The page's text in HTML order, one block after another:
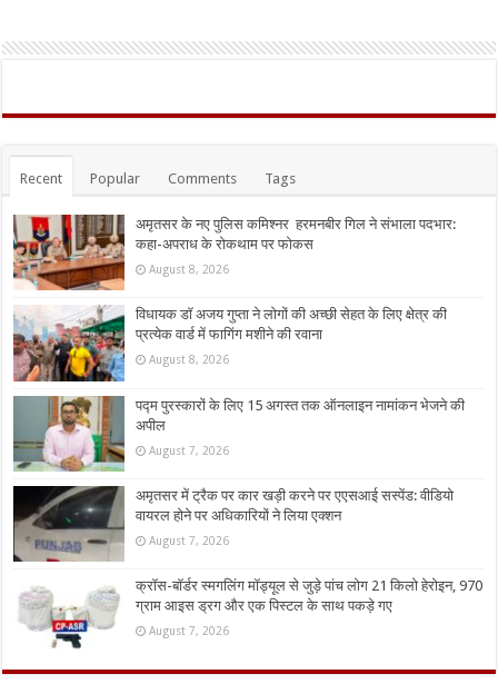
Recent Popular Comments Tags
अमृतसर के नए पुलिस कमिश्नर हरमनबीर गिल ने संभाला पदभार:
कहा-अपराध के रोकथाम पर फोकस
August 8, 2026
विधायक डॉ अजय गुप्ता ने लोगों की अच्छी सेहत के लिए क्षेत्र की
प्रत्येक वार्ड में फागिंग मशीने की रवाना
August 8, 2026
पद्म पुरस्कारों के लिए 15 अगस्त तक ऑनलाइन नामांकन भेजने की
अपील
August 7, 2026
अमृतसर में ट्रैक पर कार खड़ी करने पर एएसआई सस्पेंड: वीडियो
वायरल होने पर अधिकारियों ने लिया एक्शन
August 7, 2026
क्रॉस-बॉर्डर स्मगलिंग मॉड्यूल से जुड़े पांच लोग 21 किलो हेरोइन, 970
ग्राम आइस ड्रग और एक पिस्टल के साथ पकड़े गए
August 7, 2026